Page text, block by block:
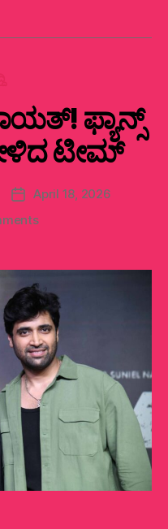
ಫ್ಯಾನ್ಸ್
ಟೀಮ್
PostApril 18, 2026
on
ಫ್ಯಾನ್ಸ್
ಗೆ
ಧನ್ಯವಾದ
ಹೇಳಿದ
ಟೀಮ್